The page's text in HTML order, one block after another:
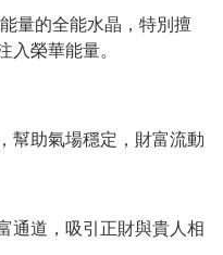
量的全能水晶，特別擅
榮華能量。
幫助氣場穩定，財富流動
通道，吸引正財與貴人相